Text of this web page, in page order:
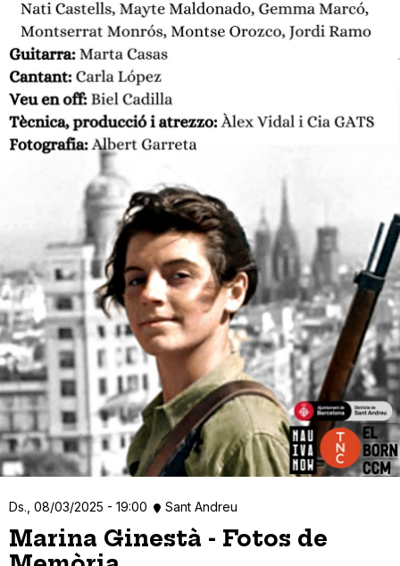
Ds., 08/03/2025 - 19:00 Sant Andreu
Marina Ginestà - Fotos de